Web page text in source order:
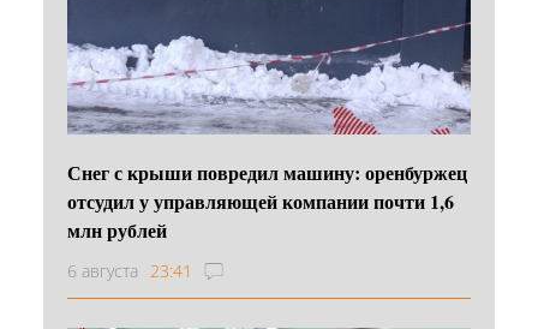
Снег с крыши повредил машину: оренбуржец
отсудил у управляющей компании почти 1,6
млн рублей
6 августа 23:41